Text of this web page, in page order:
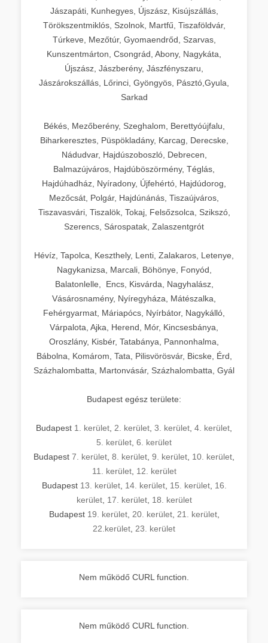
Jászapáti, Kunhegyes, Újszász, Kisújszállás,
Törökszentmiklós, Szolnok, Martfű, Tiszaföldvár,
Túrkeve, Mezőtúr, Gyomaendrőd, Szarvas,
Kunszentmárton, Csongrád, Abony, Nagykáta,
Újszász, Jászberény, Jászfényszaru,
Jászárokszállás, Lőrinci, Gyöngyös, Pásztó,Gyula,
Sarkad
Békés, Mezőberény, Szeghalom, Berettyóújfalu,
Biharkeresztes, Püspökladány, Karcag, Derecske,
Nádudvar, Hajdúszoboszló, Debrecen,
Balmazújváros, Hajdúböszörmény, Téglás,
Hajdúhadház, Nyíradony, Újfehértó, Hajdúdorog,
Mezőcsát, Polgár, Hajdúnánás, Tiszaújváros,
Tiszavasvári, Tiszalök, Tokaj, Felsőzsolca, Szikszó,
Szerencs, Sárospatak, Zalaszentgrót
Hévíz, Tapolca, Keszthely, Lenti, Zalakaros, Letenye,
Nagykanizsa, Marcali, Böhönye, Fonyód,
Balatonlelle, Encs, Kisvárda, Nagyhalász,
Vásárosnamény, Nyíregyháza, Mátészalka,
Fehérgyarmat, Máriapócs, Nyírbátor, Nagykálló,
Várpalota, Ajka, Herend, Mór, Kincsesbánya,
Oroszlány, Kisbér, Tatabánya, Pannonhalma,
Bábolna, Komárom, Tata, Pilisvörösvár, Bicske, Érd,
Százhalombatta, Martonvásár, Százhalombatta, Gyál
Budapest egész területe:
Budapest 1. kerület 2. kerület 3. kerület 4. kerület
5. kerület 6. kerület
Budapest 7. kerület 8. kerület 9. kerület 10. kerület
11. kerület, 12. kerület
Budapest 13. kerület, 14. kerület, 15. kerület, 16.
kerület, 17. kerület, 18. kerület
Budapest 19. kerület, 20. kerület, 21. kerület,
22.kerület 23. kerület
Nem működő CURL function.
Nem működő CURL function.